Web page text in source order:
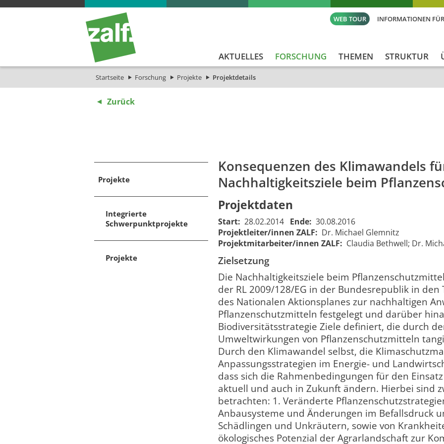
INFORMATIONEN
WEB TOUR
AKTUELLES FORSCHUNG THEMEN STRUKTUR
Startseite Forschung Projekte Projektdetails
Projekte
Integrierte
Schwerpunktprojekte
Projekte
Zurück
Konsequenzen des Klimawandels
Nachhaltigkeitsziele beim
Projektdaten
Start: 28.02.2014 Ende: 30.08.2016
Projektleiter/innen ZALF: Dr. Michael Glemnitz
Projektmitarbeiter/innen ZALF: Claudia Bethwell; Dr.
Zielsetzung
Die Nachhaltigkeitsziele beim
der RL 2009/128/EG in der Bundesrepublik in
des Nationalen Aktionsplanes zur nachhaltigen
Pflanzenschutzmitteln festgelegt und darüber
Biodiversitätsstrategie Ziele definiert, die durch
Umweltwirkungen von Pflanzenschutzmitteln
Durch den Klimawandel selbst, die
Anpassungsstrategien im Energie- und
dass sich die Rahmenbedingungen für den
aktuell und auch in Zukunft ändern. Hierbei sind
betrachten: 1. Veränderte
Anbausysteme und Änderungen im Befallsdruck
Schädlingen und Unkräutern, sowie von
ökologisches Potenzial der Agrarlandschaft zur